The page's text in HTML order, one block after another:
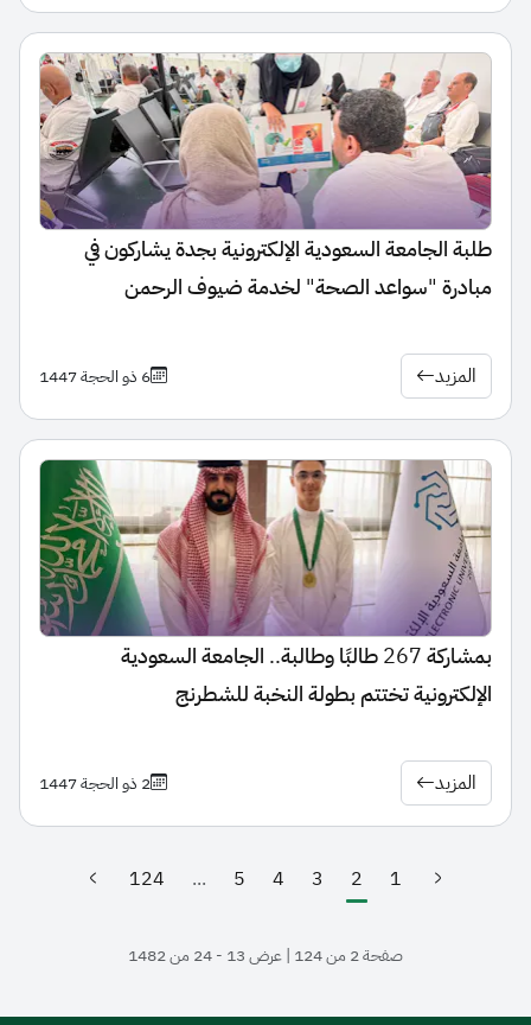
طلبة الجامعة السعودية الإلكترونية بجدة يشاركون في
مبادرة "سواعد الصحة" لخدمة ضيوف الرحمن
المزيد 6 ذو الحجة 1447
بمشاركة 267 طالبًا وطالبة.. الجامعة السعودية
الإلكترونية تختتم بطولة النخبة للشطرنج
المزيد 2 ذو الحجة 1447
1
2
(الصفحة الحالية)
3
4
5
...
124
صفحة 2 من 124 | عرض 13 - 24 من 1482